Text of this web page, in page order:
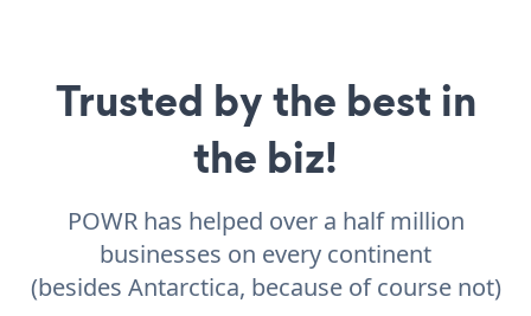
Trusted by the best in
the biz!
POWR has helped over a half million
businesses on every continent
(besides Antarctica, because of course not)